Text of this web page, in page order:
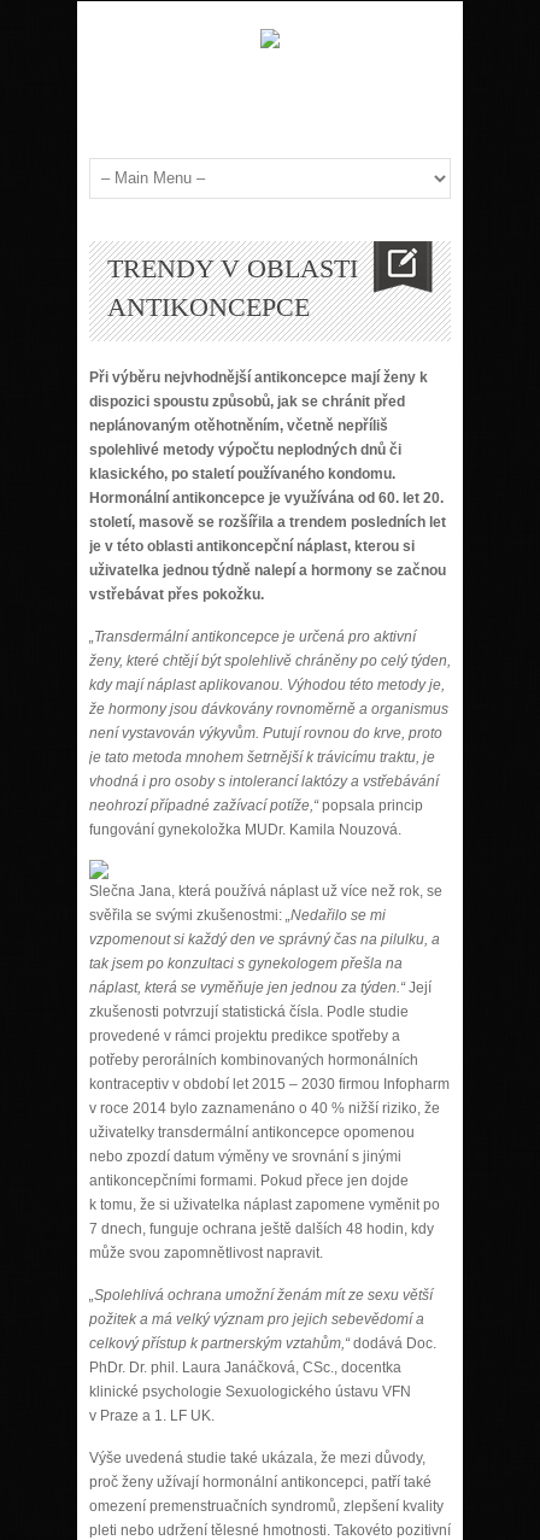
TRENDY V OBLASTI
ANTIKONCEPCE
Při výběru nejvhodnější antikoncepce mají ženy k
dispozici spoustu způsobů, jak se chránit před
neplánovaným otěhotněním, včetně nepříliš
spolehlivé metody výpočtu neplodných dnů či
klasického, po staletí používaného kondomu.
Hormonální antikoncepce je využívána od 60. let 20.
století, masově se rozšířila a trendem posledních let
je v této oblasti antikoncepční náplast, kterou si
uživatelka jednou týdně nalepí a hormony se začnou
vstřebávat přes pokožku.
„Transdermální antikoncepce je určená pro aktivní
ženy, které chtějí být spolehlivě chráněny po celý týden,
kdy mají náplast aplikovanou. Výhodou této metody je,
že hormony jsou dávkovány rovnoměrně a organismus
není vystavován výkyvům. Putují rovnou do krve, proto
je tato metoda mnohem šetrnější k trávicímu traktu, je
vhodná i pro osoby s intolerancí laktózy a vstřebávání
neohrozí případné zažívací potíže,“popsala princip
fungování gynekoložka MUDr. Kamila Nouzová.
Slečna Jana, která používá náplast už více než rok, se
svěřila se svými zkušenostmi: „Nedařilo se mi
vzpomenout si každý den ve správný čas na pilulku, a
tak jsem po konzultaci s gynekologem přešla na
náplast, která se vyměňuje jen jednou za týden.“Její
zkušenosti potvrzují statistická čísla. Podle studie
provedené v rámci projektu predikce spotřeby a
potřeby perorálních kombinovaných hormonálních
kontraceptiv v období let 2015 – 2030 firmou Infopharm
v roce 2014 bylo zaznamenáno o 40 % nižší riziko, že
uživatelky transdermální antikoncepce opomenou
nebo zpozdí datum výměny ve srovnání s jinými
antikoncepčními formami. Pokud přece jen dojde
k tomu, že si uživatelka náplast zapomene vyměnit po
7 dnech, funguje ochrana ještě dalších 48 hodin, kdy
může svou zapomnětlivost napravit.
„Spolehlivá ochrana umožní ženám mít ze sexu větší
požitek a má velký význam pro jejich sebevědomí a
celkový přístup k partnerským vztahům,“dodává Doc.
PhDr. Dr. phil. Laura Janáčková, CSc., docentka
klinické psychologie Sexuologického ústavu VFN
v Praze a 1. LF UK.
Výše uvedená studie také ukázala, že mezi důvody,
proč ženy užívají hormonální antikoncepci, patří také
omezení premenstruačních syndromů, zlepšení kvality
pleti nebo udržení tělesné hmotnosti. Takovéto pozitivní